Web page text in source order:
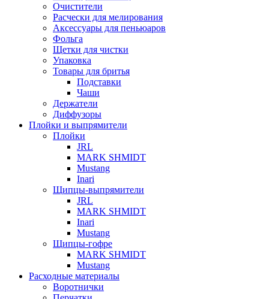
Очистители
Расчески для мелирования
Аксессуары для пеньюаров
Фольга
Щетки для чистки
Упаковка
Товары для бритья
Подставки
Чаши
Держатели
Диффузоры
Плойки и выпрямители
Плойки
JRL
MARK SHMIDT
Mustang
Inari
Щипцы-выпрямители
JRL
MARK SHMIDT
Inari
Mustang
Щипцы-гофре
MARK SHMIDT
Mustang
Расходные материалы
Воротнички